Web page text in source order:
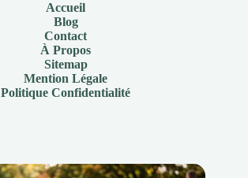
Accueil
Blog
Contact
À Propos
Sitemap
Mention Légale
Politique Confidentialité